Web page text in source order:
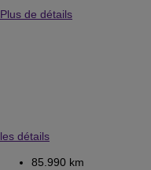
Plus de détails
les détails
85.990 km